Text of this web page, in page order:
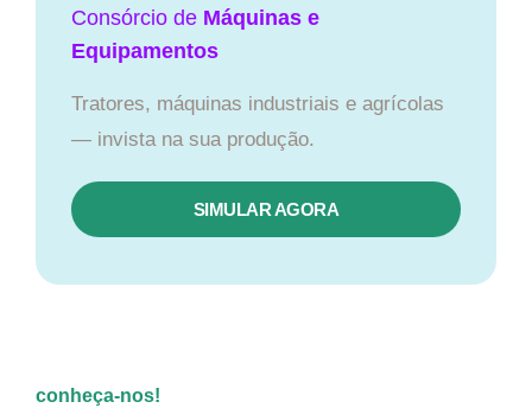
Consórcio de Máquinas e
Equipamentos
Tratores, máquinas industriais e agrícolas
— invista na sua produção.
SIMULAR AGORA
conheça-nos!